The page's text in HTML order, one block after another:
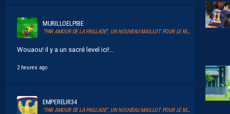
MURILLOELPIBE
“PAR AMOUR DE LA PAILLADE”, UN NOUVEAU MAILLOT POUR LE MHSC
Wouaou! il y a un sacré level ici!...
2 heures ago
EMPEREUR34
“PAR AMOUR DE LA PAILLADE”, UN NOUVEAU MAILLOT POUR LE MHSC